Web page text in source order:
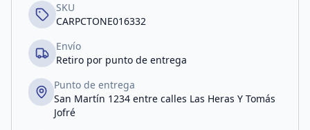
SKU
CARPCTONE016332
Envío
Retiro por punto de entrega
Punto de entrega
San Martín 1234 entre calles Las Heras Y Tomás
Jofré